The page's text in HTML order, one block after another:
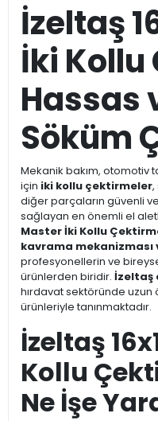
İzeltaş
İki
Hassas
Söküm
Mekanik bakım, otomotiv
için iki kollu çektirmeler,
diğer parçaların güvenli
sağlayan en önemli el
Master İki Kollu
kavrama mekanizması
profesyonellerin ve
ürünlerden biridir. İzeltaş
hırdavat sektöründe uzun
ürünleriyle tanınmaktadır.
İzeltaş
Kollu
Ne İşe